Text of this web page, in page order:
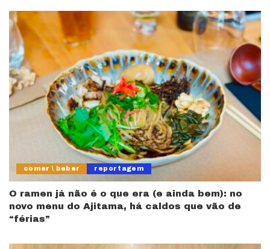
comer \ beber reportagem
O ramen já não é o que era (e ainda bem): no
novo menu do Ajitama, há caldos que vão de
“férias”